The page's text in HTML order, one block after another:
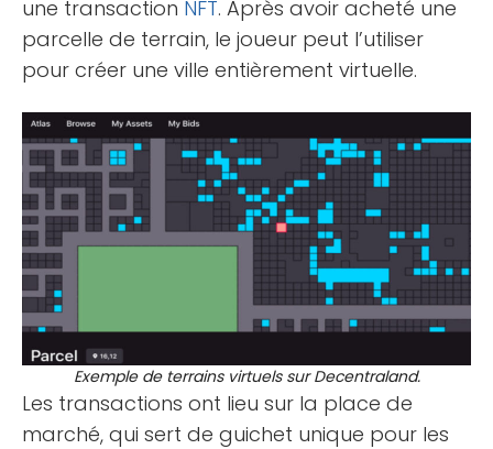
une transaction NFT. Après avoir acheté une
parcelle de terrain, le joueur peut l’utiliser
pour créer une ville entièrement virtuelle.
Exemple de terrains virtuels sur Decentraland.
Les transactions ont lieu sur la place de
marché, qui sert de guichet unique pour les